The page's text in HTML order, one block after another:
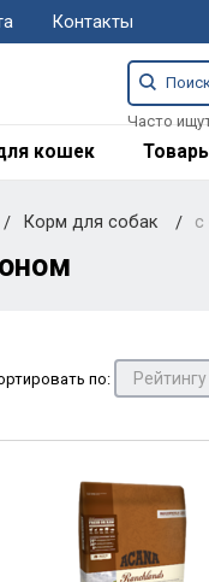
Контакты
Часто
кошек
Корм для собак
по: